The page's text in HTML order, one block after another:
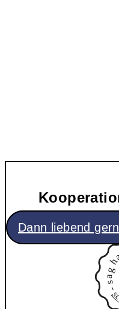
Dann liebend
-
s
a
g